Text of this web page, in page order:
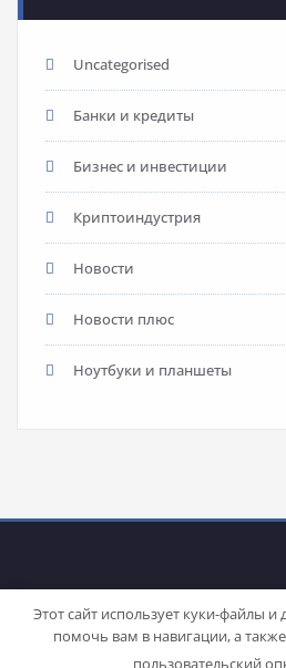
Uncategorised
Банки и кредиты
Бизнес и инвестиции
Криптоиндустрия
Новости
Новости плюс
Ноутбуки и планшеты
WordPress |
Этот сайт использует куки-файлы и
помочь вам в навигации, а
пользовательский